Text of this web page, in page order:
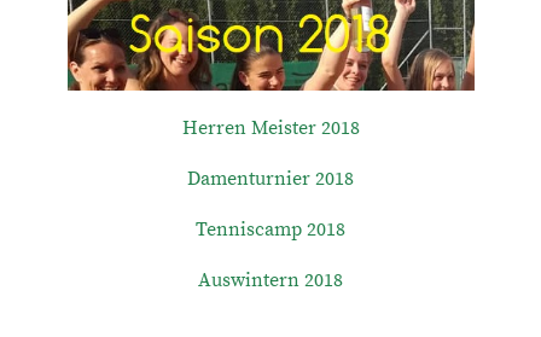
Herren Meister 2018
Damenturnier 2018
Tenniscamp 2018
Auswintern 2018